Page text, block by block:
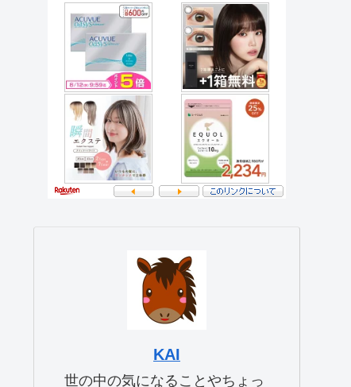
KAI
世の中の気になることやちょっ